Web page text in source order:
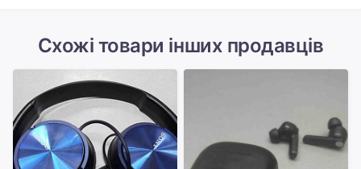
Схожі товари інших продавців